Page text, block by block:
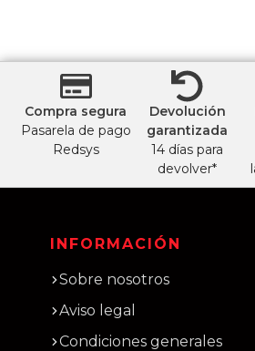
Compra segura
Pasarela de pago
Redsys
Devolución
garantizada
14 días para
devolver*
INFORMACIÓN
Sobre nosotros
Aviso legal
Condiciones generales